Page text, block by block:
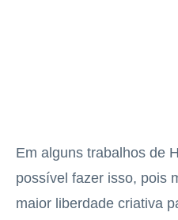
Em alguns trabalhos de
possível fazer isso, pois
maior liberdade criativa